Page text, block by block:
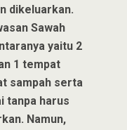
dikeluarkan.
Sawah
yaitu 2
1 tempat
sampah serta
tanpa harus
Namun,